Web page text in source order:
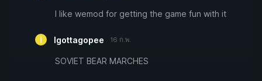
I like wemod for getting the game fun with it
Igottagopee 16 ก.พ.
SOVIET BEAR MARCHES